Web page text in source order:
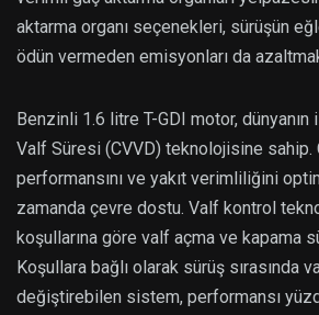
aktarma organı seçenekleri, sürüşün
ödün vermeden emisyonları da
Benzinli 1.6 litre T-GDI motor,
Valf Süresi (CVVD) teknolojisine sahip.
performansını ve yakıt verimliliğini
zamanda çevre dostu. Valf kontrol
koşullarına göre valf açma ve kapama
Koşullara bağlı olarak sürüş sırasında
değiştirebilen sistem, performansı